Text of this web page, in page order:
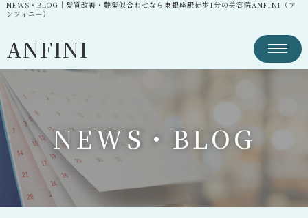
NEWS・BLOG｜髪質改善・艶髪似合わせなら東銀座駅徒歩1分の美容院ANFINI（ア
ンフィニ—）
ANFINI
NEWS ・ BLOG